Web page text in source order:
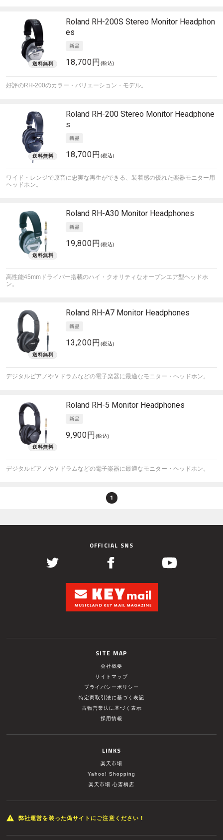
Roland RH-200S Stereo Monitor Headphon
es
18,700円 (税込)
好評のRH-200のカラー・バリエーション・モデル。
Roland RH-200 Stereo Monitor Headphone
s
18,700円 (税込)
ワイド・レンジで原音に忠実な再生ができる、装着感の優れた楽器モニター用
ヘッドホン。
Roland RH-A30 Monitor Headphones
19,800円 (税込)
高性能45mmドライバー搭載のハイ・クオリティなオープンエア型ヘッドホ
ン。
Roland RH-A7 Monitor Headphones
13,200円 (税込)
デジタルピアノやＶドラムなどの電子楽器に最適なモニター・ヘッドホン。
Roland RH-5 Monitor Headphones
9,900円 (税込)
デジタルピアノやＶドラムなどの電子楽器に最適なモニター・ヘッドホン。
1
OFFICIAL SNS
SITE MAP
会社概要
サイトマップ
プライバシーポリシー
特定商取引法に基づく表記
古物営業法に基づく表示
採用情報
LINKS
楽天市場
Yahoo! Shopping
楽天市場 心斎橋店
弊社運営を装った偽サイトにご注意ください！